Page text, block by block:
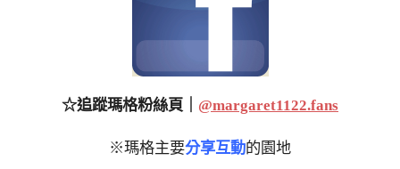
☆追蹤瑪格粉絲頁｜ @margaret1122.fans
※瑪格主要分享互動的園地